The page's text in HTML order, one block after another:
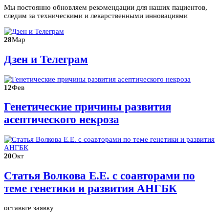
Мы постоянно обновляем рекомендации для наших пациентов,
следим за техническими и лекарственными инновациями
28Мар
Дзен и Телеграм
12Фев
Генетические причины развития
асептического некроза
20Окт
Статья Волкова Е.Е. с соавторами по
теме генетики и развития АНГБК
оставьте заявку